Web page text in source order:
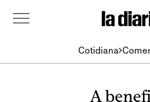
Cotidiana
A